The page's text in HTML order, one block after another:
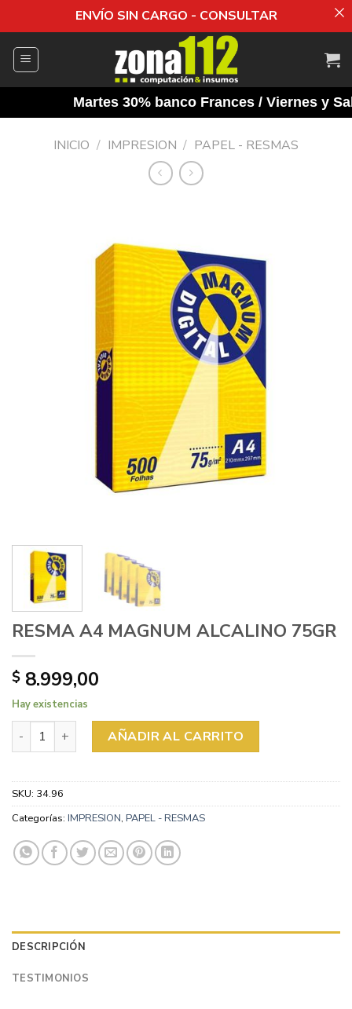
ENVÍO SIN CARGO - CONSULTAR
Martes 30% banco Frances / Viernes y
INICIO / IMPRESION / PAPEL - RESMAS
RESMA A4 MAGNUM ALCALINO 75GR
$ 8.999,00
Hay existencias
RESMA A4 MAGNUM ALCALINO 75GR cantidad
AÑADIR AL CARRITO
SKU: 34.96
Categorías: IMPRESION, PAPEL - RESMAS
DESCRIPCIÓN
TESTIMONIOS